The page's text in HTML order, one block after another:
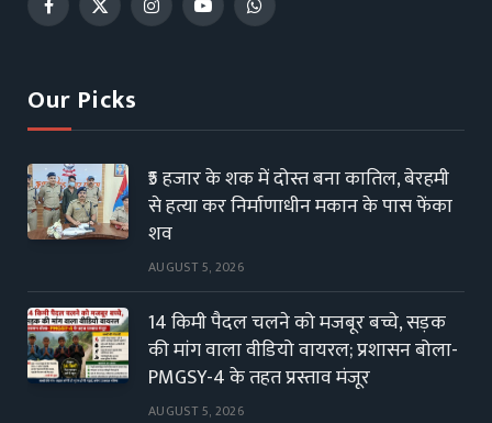
Facebook
X
InstagramYouTubeWhatsApp
Our Picks
₹5 हजार के शक में दोस्त बना कातिल, बेरहमी
से हत्या कर निर्माणाधीन मकान के पास फेंका
शव
AUGUST 5, 2026
14 किमी पैदल चलने को मजबूर बच्चे, सड़क
की मांग वाला वीडियो वायरल; प्रशासन बोला-
PMGSY-4 के तहत प्रस्ताव मंजूर
AUGUST 5, 2026